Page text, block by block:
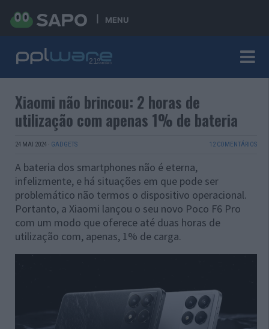
MENU
Xiaomi não brincou: 2 horas de
utilização com apenas 1% de bateria
24 MAI 2024 · GADGETS 12 COMENTÁRIOS
A bateria dos smartphones não é eterna,
infelizmente, e há situações em que pode ser
problemático não termos o dispositivo operacional.
Portanto, a Xiaomi lançou o seu novo Poco F6 Pro
com um modo que oferece até duas horas de
utilização com, apenas, 1% de carga.